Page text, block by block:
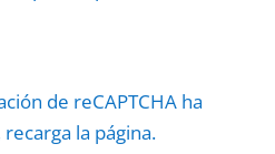
de reCAPTCHA ha
la página.